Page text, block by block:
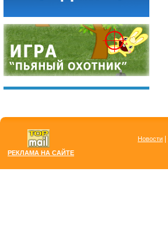
РЕКЛАМА НА САЙТЕ
Новости